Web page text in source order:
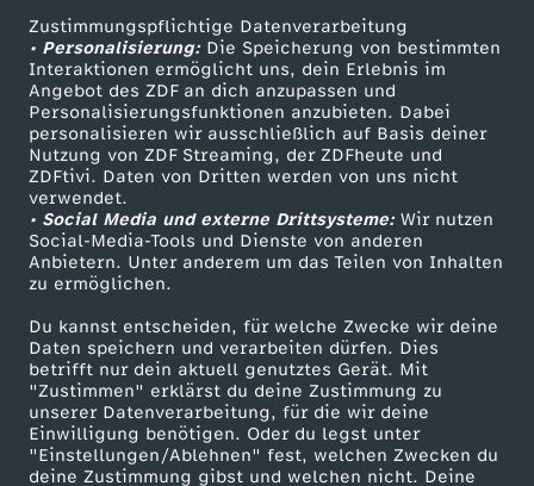
Zustimmungspflichtige Datenverarbeitung
• Personalisierung:Die Speicherung von bestimmten
Interaktionen ermöglicht uns, dein Erlebnis im
Angebot des ZDF an dich anzupassen und
Personalisierungsfunktionen anzubieten. Dabei
personalisieren wir ausschließlich auf Basis deiner
Nutzung von ZDF Streaming, der ZDFheute und
ZDFtivi. Daten von Dritten werden von uns nicht
verwendet.
• Social Media und externe Drittsysteme:Wir nutzen
Social-Media-Tools und Dienste von anderen
Anbietern. Unter anderem um das Teilen von Inhalten
zu ermöglichen.
Du kannst entscheiden, für welche Zwecke wir deine
Daten speichern und verarbeiten dürfen. Dies
betrifft nur dein aktuell genutztes Gerät. Mit
"Zustimmen" erklärst du deine Zustimmung zu
unserer Datenverarbeitung, für die wir deine
Einwilligung benötigen. Oder du legst unter
"Einstellungen/Ablehnen" fest, welchen Zwecken du
deine Zustimmung gibst und welchen nicht. Deine
)
Livestreams
Sendungen A-Z
TV-Programm
Zuschauerservice
Hilfe
ZDF Unternehmen
Karriere
ZDF goes Schule
Werbefernsehen
Mainzelmännchen